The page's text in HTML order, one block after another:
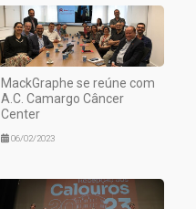
MackGraphe se reúne com
A.C. Camargo Câncer
Center
06/02/2023